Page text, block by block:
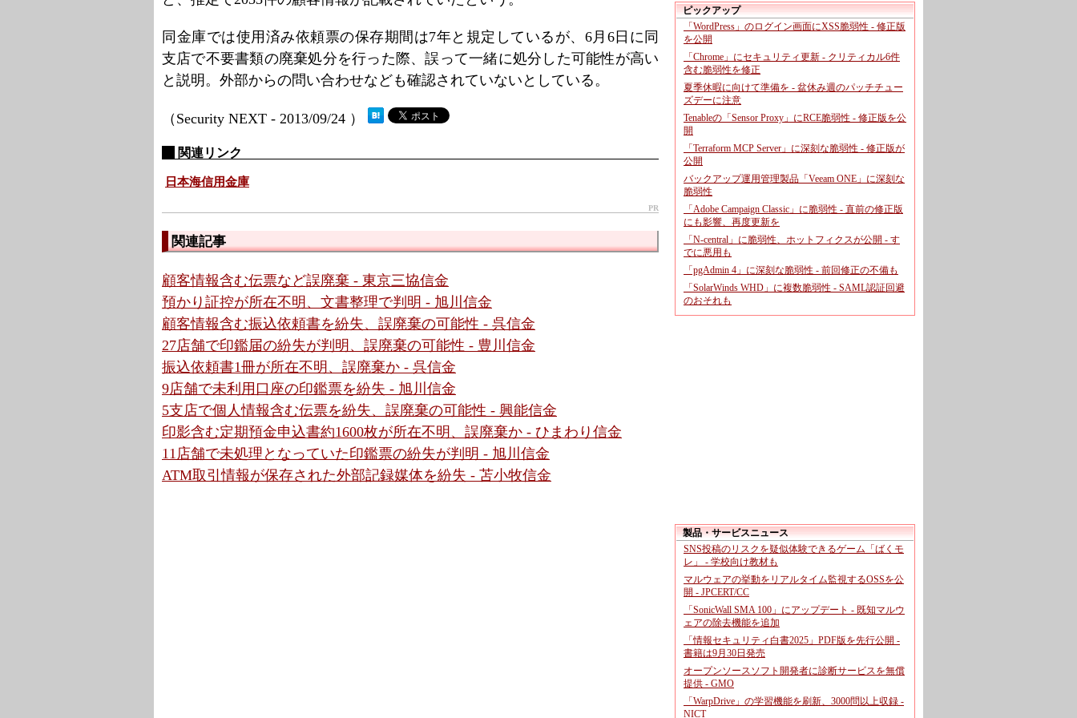
同金庫では使用済み依頼票の保存期間は7年と規定しているが、6月6日に同
支店で不要書類の廃棄処分を行った際、誤って一緒に処分した可能性が高い
と説明。外部からの問い合わせなども確認されていないとしている。
（Security NEXT - 2013/09/24 ）
関連リンク
日本海信用金庫
PR
関連記事
顧客情報含む伝票など誤廃棄 - 東京三協信金
預かり証控が所在不明、文書整理で判明 - 旭川信金
顧客情報含む振込依頼書を紛失、誤廃棄の可能性 - 呉信金
27店舗で印鑑届の紛失が判明、誤廃棄の可能性 - 豊川信金
振込依頼書1冊が所在不明、誤廃棄か - 呉信金
9店舗で未利用口座の印鑑票を紛失 - 旭川信金
5支店で個人情報含む伝票を紛失、誤廃棄の可能性 - 興能信金
印影含む定期預金申込書約1600枚が所在不明、誤廃棄か - ひまわり信金
11店舗で未処理となっていた印鑑票の紛失が判明 - 旭川信金
ATM取引情報が保存された外部記録媒体を紛失 - 苫小牧信金
ピックアップ
「WordPress」のログイン画面にXSS脆弱性 - 修正版
を公開
「Chrome」にセキュリティ更新 - クリティカル6件
含む脆弱性を修正
夏季休暇に向けて準備を - 盆休み週のパッチチュー
ズデーに注意
Tenableの「Sensor Proxy」にRCE脆弱性 - 修正版を公
開
「Terraform MCP Server」に深刻な脆弱性 - 修正版が
公開
バックアップ運用管理製品「Veeam ONE」に深刻な
脆弱性
「Adobe Campaign Classic」に脆弱性 - 直前の修正版
にも影響、再度更新を
「N-central」に脆弱性、ホットフィクスが公開 - す
でに悪用も
「pgAdmin 4」に深刻な脆弱性 - 前回修正の不備も
「SolarWinds WHD」に複数脆弱性 - SAML認証回避
のおそれも
製品・サービスニュース
SNS投稿のリスクを疑似体験できるゲーム「ばくモ
レ」 - 学校向け教材も
マルウェアの挙動をリアルタイム監視するOSSを公
開 - JPCERT/CC
「SonicWall SMA 100」にアップデート - 既知マルウ
ェアの除去機能を追加
「情報セキュリティ白書2025」PDF版を先行公開 -
書籍は9月30日発売
オープンソースソフト開発者に診断サービスを無償
提供 - GMO
「WarpDrive」の学習機能を刷新、3000問以上収録 -
NICT